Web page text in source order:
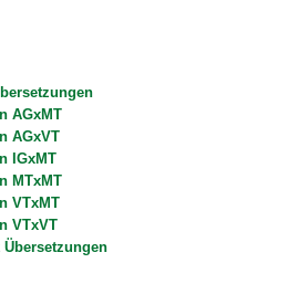
AGxMT
AGxVT
IGxMT
MTxMT
VTxMT
VTxVT
Übersetzungen